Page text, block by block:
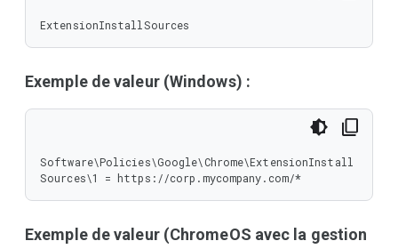
ExtensionInstallSources
Exemple de valeur (Windows) :
Software\Policies\Google\Chrome\ExtensionInstall
Sources\1 = https://corp.mycompany.com/*
Exemple de valeur (ChromeOS avec la gestion